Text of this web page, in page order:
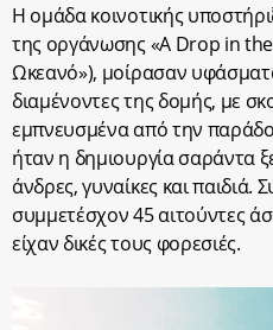
Η ομάδα κοινοτικής
της οργάνωσης «A Drop in
Ωκεανό»), μοίρασαν
διαμένοντες της δομής, με
εμπνευσμένα από την
ήταν η δημιουργία σαράντα
άνδρες, γυναίκες και παιδιά.
συμμετέσχον 45 αιτούντες
είχαν δικές τους φορεσιές.